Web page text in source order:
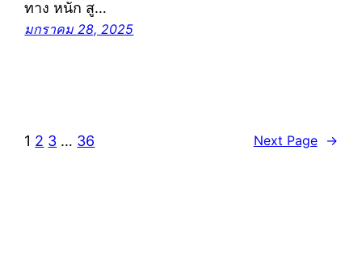
ทาง หนัก สู…
มกราคม 28, 2025
1 2 3 … 36 Next Page →